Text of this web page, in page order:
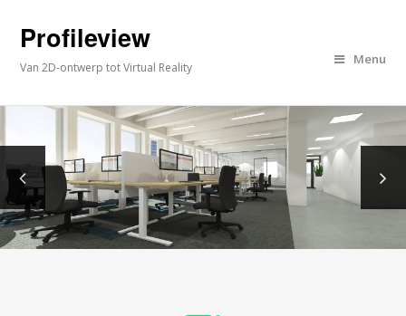
Profileview
Van 2D-ontwerp tot Virtual Reality
Menu